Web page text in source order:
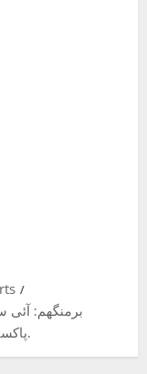
پاکستان کے خلاف ٹاس جیت کر بیٹنگ کا فیصلہ.